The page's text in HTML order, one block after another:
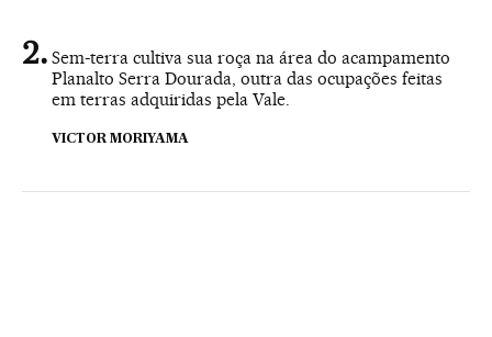
Sem-terra cultiva sua roça na área do acampamento
Planalto Serra Dourada, outra das ocupações feitas
em terras adquiridas pela Vale.
VICTOR MORIYAMA